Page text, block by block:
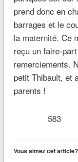
prend donc en
barrages et le
la maternité. Ce
reçu un faire-
remerciements.
petit Thibault, et
parents !
583
Vous aimez cet